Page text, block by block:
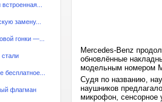
замену...
гонки —...
бесплатное...
флагман
Mercedes-Benz
обновлённые
модельным номером
Судя по названию,
наушников
микрофон, сенсорное